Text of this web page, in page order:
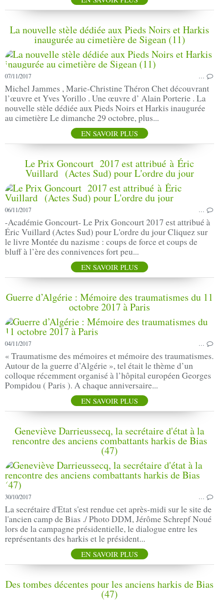
La nouvelle stèle dédiée aux Pieds Noirs et Harkis
inaugurée au cimetière de Sigean (11)
07/11/2017 …
Michel Jammes , Marie-Christine Théron Chet découvrant
l’œuvre et Yves Yorillo . Une œuvre d’ Alain Porterie . La
nouvelle stèle dédiée aux Pieds Noirs et Harkis inaugurée
au cimetière Le dimanche 29 octobre, plus...
EN SAVOIR PLUS
Le Prix Goncourt 2017 est attribué à Éric
Vuillard (Actes Sud) pour L'ordre du jour
06/11/2017 …
-Académie Goncourt- Le Prix Goncourt 2017 est attribué à
Éric Vuillard (Actes Sud) pour L'ordre du jour Cliquez sur
le livre Montée du nazisme : coups de force et coups de
bluff à l’ère des connivences fort peu...
EN SAVOIR PLUS
Guerre d’Algérie : Mémoire des traumatismes du 11
octobre 2017 à Paris
04/11/2017 …
« Traumatisme des mémoires et mémoire des traumatismes.
Autour de la guerre d’Algérie », tel était le thème d’un
colloque récemment organisé à l’hôpital européen Georges
Pompidou ( Paris ). A chaque anniversaire...
EN SAVOIR PLUS
Geneviève Darrieussecq, la secrétaire d'état à la
rencontre des anciens combattants harkis de Bias
(47)
30/10/2017 …
La secrétaire d'Etat s'est rendue cet après-midi sur le site de
l'ancien camp de Bias ./ Photo DDM, Jérôme Schrepf Noué
lors de la campagne présidentielle, le dialogue entre les
représentants des harkis et le président...
EN SAVOIR PLUS
Des tombes décentes pour les anciens harkis de Bias
(47)